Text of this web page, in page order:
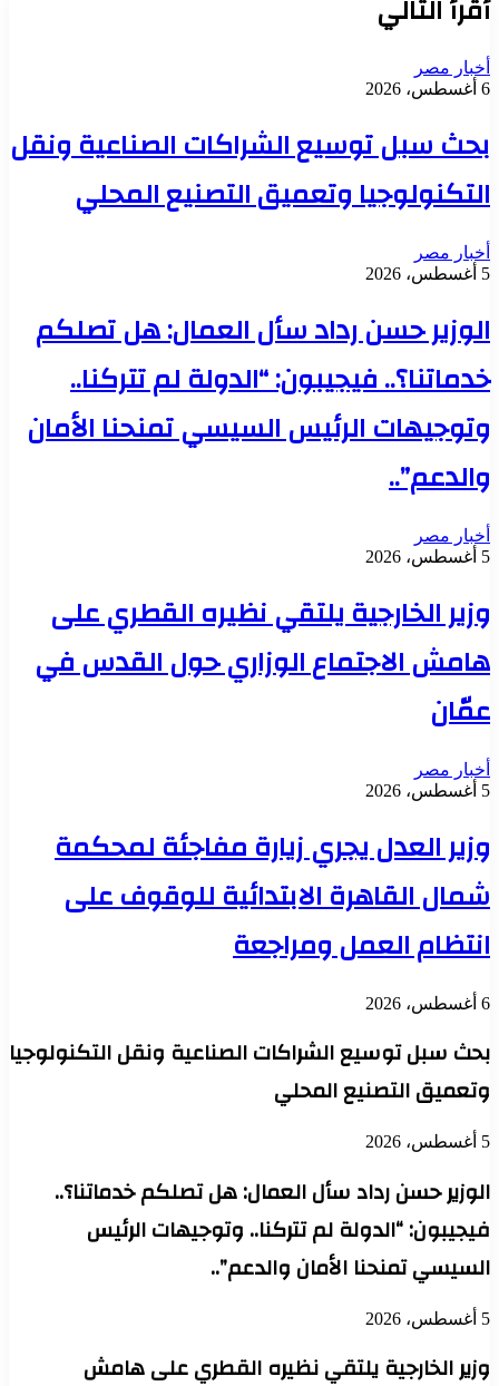
أقرأ التالي
أخبار مصر
6 أغسطس، 2026
بحث سبل توسيع الشراكات الصناعية ونقل
التكنولوجيا وتعميق التصنيع المحلي
أخبار مصر
5 أغسطس، 2026
الوزير حسن رداد سأل العمال: هل تصلكم
خدماتنا؟.. فيجيبون: “الدولة لم تتركنا..
وتوجيهات الرئيس السيسي تمنحنا الأمان
والدعم”..
أخبار مصر
5 أغسطس، 2026
وزير الخارجية يلتقي نظيره القطري على
هامش الاجتماع الوزاري حول القدس في
عمّان
أخبار مصر
5 أغسطس، 2026
وزير العدل يجري زيارة مفاجئة لمحكمة
شمال القاهرة الابتدائية للوقوف على
انتظام العمل ومراجعة
6 أغسطس، 2026
بحث سبل توسيع الشراكات الصناعية ونقل التكنولوجيا
وتعميق التصنيع المحلي
5 أغسطس، 2026
الوزير حسن رداد سأل العمال: هل تصلكم خدماتنا؟..
فيجيبون: “الدولة لم تتركنا.. وتوجيهات الرئيس
السيسي تمنحنا الأمان والدعم”..
5 أغسطس، 2026
وزير الخارجية يلتقي نظيره القطري على هامش